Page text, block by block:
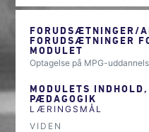
FORUDSÆTNINGER/
FORUDSÆTNINGER
MODULET
Optagelse på MPG-
MODULETS
PÆDAGOGIK
LÆRINGSMÅL
VIDEN